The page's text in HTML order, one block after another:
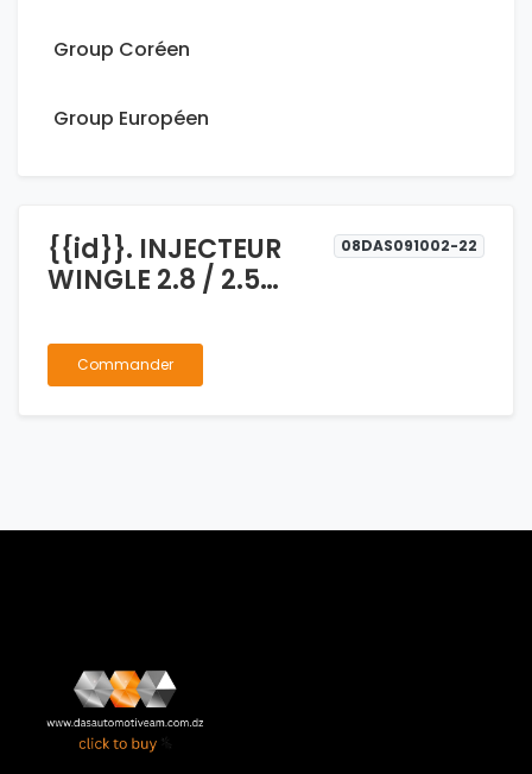
Group Coréen
Group Européen
{{id}}. INJECTEUR
WINGLE 2.8 / 2.5
/ GONOW
08DAS091002-22
Commander